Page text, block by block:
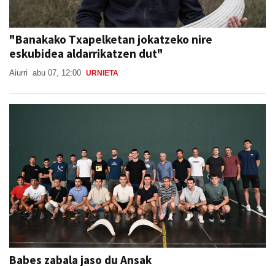
"Banakako Txapelketan jokatzeko nire
eskubidea aldarrikatzen dut"
Aiurri abu 07, 12:00 URNIETA
Babes zabala jaso du Ansak